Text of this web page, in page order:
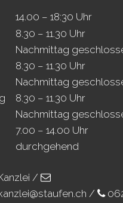
14.00 – 18:30 Uhr
8.30 – 11.30 Uhr
Nachmittag
8.30 – 11.30 Uhr
Nachmittag
8.30 – 11.30 Uhr
Nachmittag
7.00 – 14.00 Uhr
durchgehend
/
/